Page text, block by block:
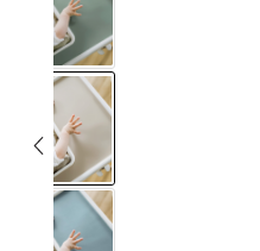
Eukalyptus
Lehm